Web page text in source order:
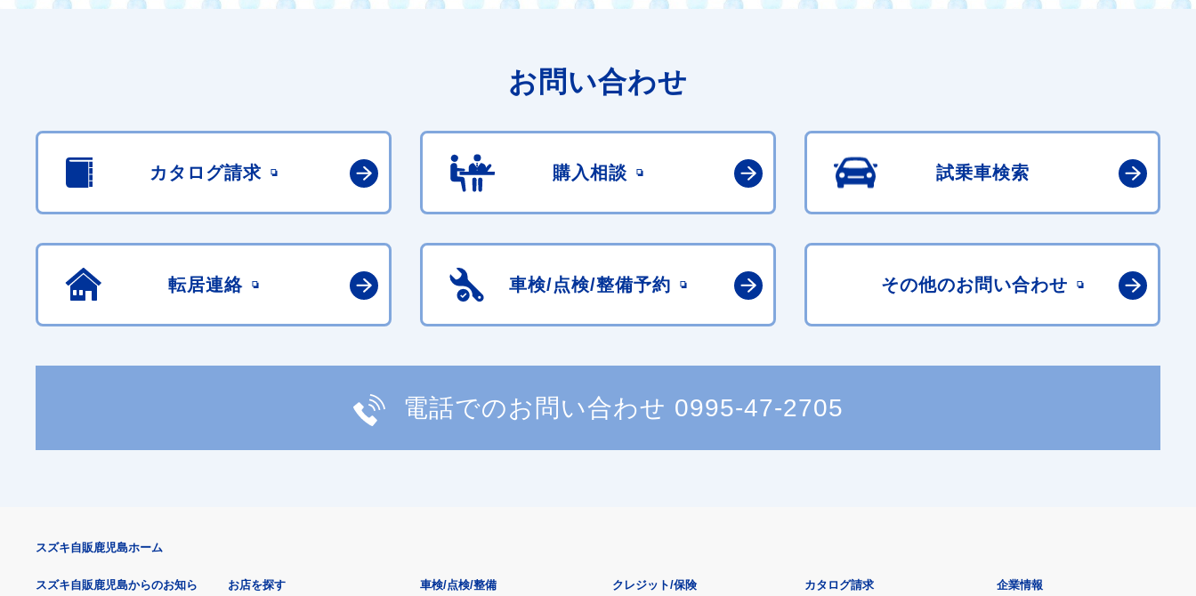
お問い合わせ
カタログ請求 購入相談 試乗車検索
転居連絡 車検/点検/整備予約 その他のお問い合わせ
電話でのお問い合わせ 0995-47-2705
スズキ自販鹿児島ホーム
スズキ自販鹿児島からのお知ら お店を探す 車検/点検/整備 クレジット/保険 カタログ請求 企業情報